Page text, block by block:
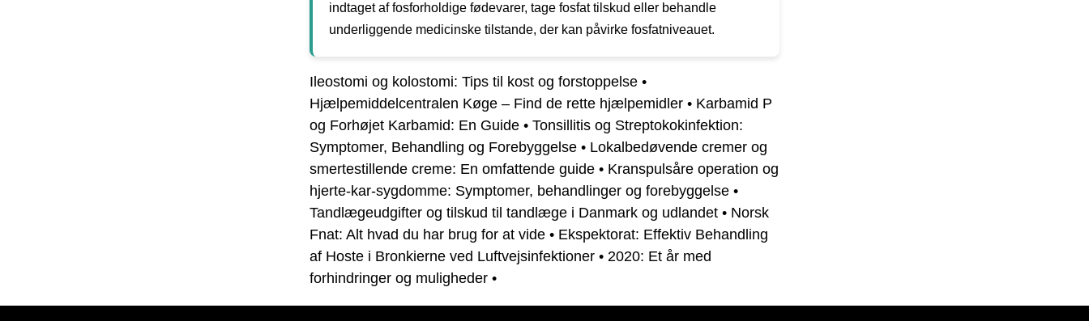
indtaget af fosforholdige fødevarer, tage fosfat tilskud eller behandle
underliggende medicinske tilstande, der kan påvirke fosfatniveauet.
Ileostomi og kolostomi: Tips til kost og forstoppelse •
Hjælpemiddelcentralen Køge – Find de rette hjælpemidler • Karbamid P
og Forhøjet Karbamid: En Guide • Tonsillitis og Streptokokinfektion:
Symptomer, Behandling og Forebyggelse • Lokalbedøvende cremer og
smertestillende creme: En omfattende guide • Kranspulsåre operation og
hjerte-kar-sygdomme: Symptomer, behandlinger og forebyggelse •
Tandlægeudgifter og tilskud til tandlæge i Danmark og udlandet • Norsk
Fnat: Alt hvad du har brug for at vide • Ekspektorat: Effektiv Behandling
af Hoste i Bronkierne ved Luftvejsinfektioner • 2020: Et år med
forhindringer og muligheder •